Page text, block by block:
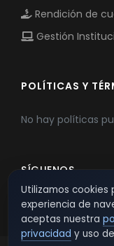
Rendición de
Gestión
POLÍTICAS Y
No hay políticas
SÍGUENOS
Utilizamos
experiencia de
aceptas nuestra
privacidad y uso